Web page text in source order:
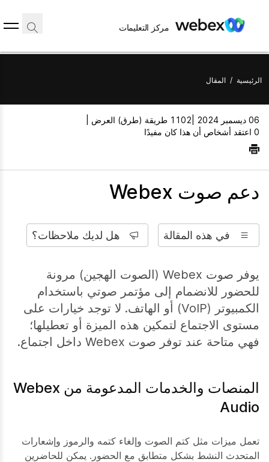
مركز التعليمات
الرئيسية / المقال
06 ديسمبر 2024 |
1102 طريقة (طرق) العرض |
0 اعتقد أشخاص أن هذا كان مفيدًا
دعم صوت Webex
في هذه المقالة هل لديك ملاحظات؟
يوفر صوت Webex (الصوت الهجين) مرونة
للحضور للانضمام إلى مؤتمر صوتي باستخدام
الكمبيوتر (VoIP) أو الهاتف. لا توجد خيارات على
مستوى الاجتماع لتمكين هذه الميزة أو تعطيلها؛
فهي متاحة عند توفر صوت Webex داخل اجتماع.
المنصات والخدمات المدعومة من Webex
Audio
تعمل ميزات مثل كتم الصوت وإلغاء كتمه والرموز وإشعارات
المتحدث النشط بشكل متطابق مع الحضور. يمكن للحاضرين